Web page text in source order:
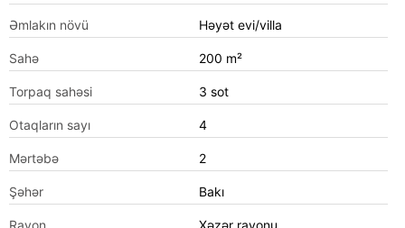
Əmlakın növü Həyət evi/villa
Sahə 200 m²
Torpaq sahəsi 3 sot
Otaqların sayı 4
Mərtəbə 2
Şəhər Bakı
Rayon Xəzər rayonu